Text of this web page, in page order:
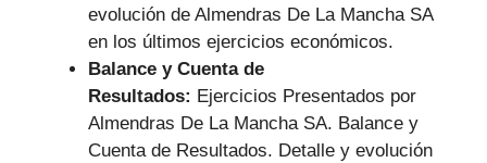
evolución de Almendras De La Mancha SA
en los últimos ejercicios económicos.
Balance y Cuenta de
Resultados: Ejercicios Presentados por
Almendras De La Mancha SA. Balance y
Cuenta de Resultados. Detalle y evolución